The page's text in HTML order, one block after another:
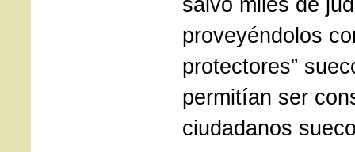
proveyéndolos
protectores”
permitían ser
ciudadanos